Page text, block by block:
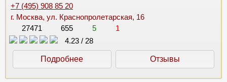
+7 (495) 908 85 20
г. Москва, ул. Краснопролетарская, 16
27471
655 5
1
4.23 / 28
Подробнее Отзывы